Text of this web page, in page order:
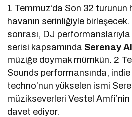
1 Temmuz’da Son 32 turunun
havanın serinliğiyle
sonrası, DJ
serisi kapsamında Serenay
müziğe doymak mümkün. 2
Sounds performansında,
techno’nun yükselen ismi
müzikseverleri Vestel
davet ediyor.